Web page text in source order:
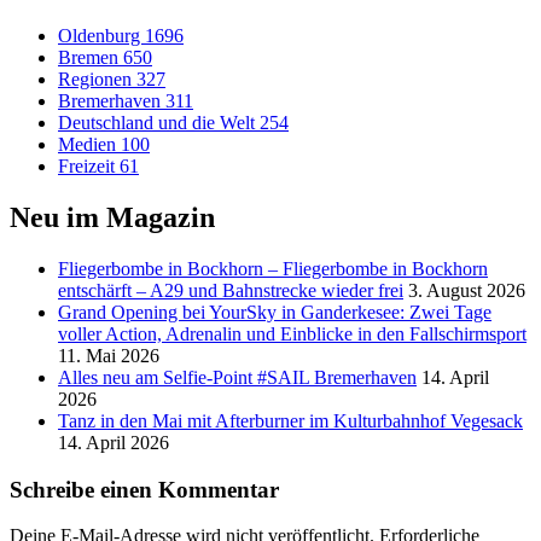
Oldenburg 1696
Bremen 650
Regionen 327
Bremerhaven 311
Deutschland und die Welt 254
Medien 100
Freizeit 61
Neu im Magazin
Fliegerbombe in Bockhorn – Fliegerbombe in Bockhorn
entschärft – A29 und Bahnstrecke wieder frei 3. August 2026
Grand Opening bei YourSky in Ganderkesee: Zwei Tage
voller Action, Adrenalin und Einblicke in den Fallschirmsport
11. Mai 2026
Alles neu am Selfie-Point #SAIL Bremerhaven 14. April
2026
Tanz in den Mai mit Afterburner im Kulturbahnhof Vegesack
14. April 2026
Schreibe einen Kommentar
Deine E-Mail-Adresse wird nicht veröffentlicht. Erforderliche